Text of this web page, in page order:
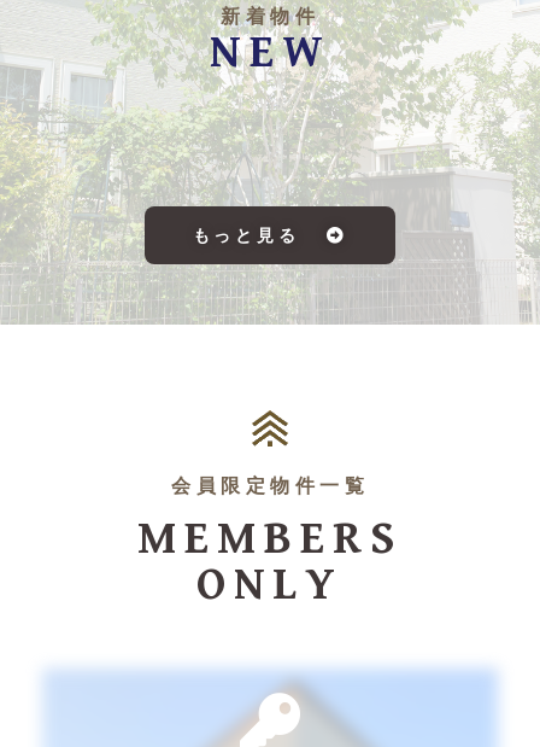
新着物件
NEW
もっと見る
会員限定物件一覧
MEMBERS
ONLY